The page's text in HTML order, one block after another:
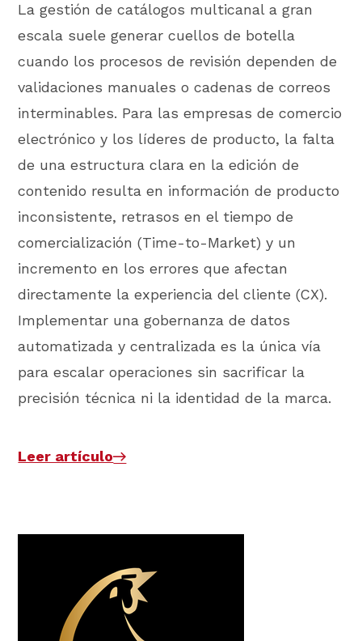
La gestión de catálogos multicanal a gran
escala suele generar cuellos de botella
cuando los procesos de revisión dependen de
validaciones manuales o cadenas de correos
interminables. Para las empresas de comercio
electrónico y los líderes de producto, la falta
de una estructura clara en la edición de
contenido resulta en información de producto
inconsistente, retrasos en el tiempo de
comercialización (Time-to-Market) y un
incremento en los errores que afectan
directamente la experiencia del cliente (CX).
Implementar una gobernanza de datos
automatizada y centralizada es la única vía
para escalar operaciones sin sacrificar la
precisión técnica ni la identidad de la marca.
Leer artículo